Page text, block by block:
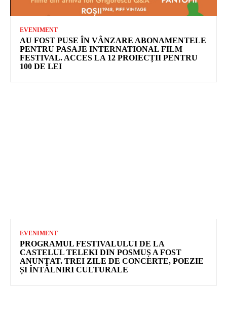
EVENIMENT
AU FOST PUSE ÎN VÂNZARE ABONAMENTELE
PENTRU PASAJE INTERNATIONAL FILM
FESTIVAL. ACCES LA 12 PROIECȚII PENTRU
100 DE LEI
EVENIMENT
PROGRAMUL FESTIVALULUI DE LA
CASTELUL TELEKI DIN POSMUȘ A FOST
ANUNȚAT. TREI ZILE DE CONCERTE, POEZIE
ȘI ÎNTÂLNIRI CULTURALE